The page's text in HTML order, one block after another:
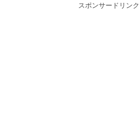
スポンサードリンク